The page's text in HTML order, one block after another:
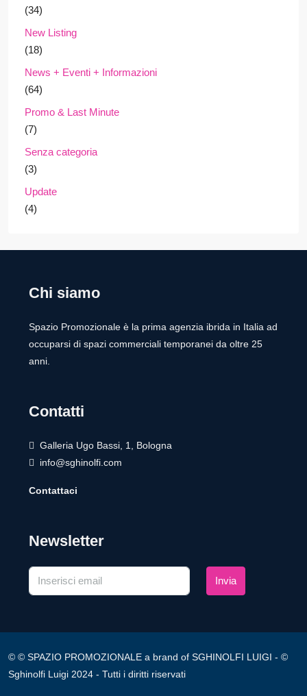
(34)
New Listing
(18)
News + Eventi + Informazioni
(64)
Promo & Last Minute
(7)
Senza categoria
(3)
Update
(4)
Chi siamo
Spazio Promozionale è la prima agenzia ibrida in Italia ad
occuparsi di spazi commerciali temporanei da oltre 25
anni.
Contatti
Galleria Ugo Bassi, 1, Bologna
info@sghinolfi.com
Contattaci
Newsletter
Invia
© © SPAZIO PROMOZIONALE a brand of SGHINOLFI LUIGI - ©
Sghinolfi Luigi 2024 - Tutti i diritti riservati